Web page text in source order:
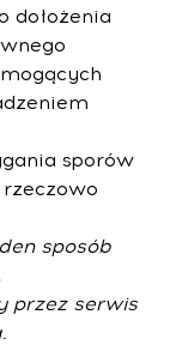
dołożenia
sporów
sposób
przez serwis